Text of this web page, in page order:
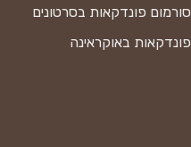
סורמום פונדקאות בסרטונים
פונדקאות באוקראינה